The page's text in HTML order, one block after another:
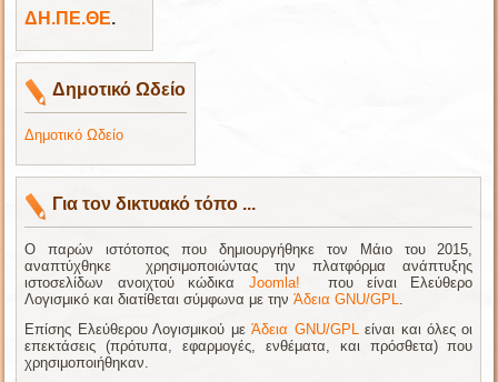
ΔΗ.ΠΕ.ΘΕ.
Δημοτικό Ωδείο
Δημοτικό Ωδείο
Για τον δικτυακό τόπο ...
Ο παρών ιστότοπος που δημιουργήθηκε τον Μάιο του 2015,
αναπτύχθηκε χρησιμοποιώντας την πλατφόρµα ανάπτυξης
ιστοσελίδων ανοιχτού κώδικα Joomla! που είναι Ελεύθερο
Λογισμικό και διατίθεται σύμφωνα με τηνΆδεια GNU/GPL
Επίσης Ελεύθερου Λογισμικού μεΆδεια GNU/GPL είναι και όλες οι
επεκτάσεις (πρότυπα, εφαρμογές, ενθέματα, και πρόσθετα) που
χρησιμοποιήθηκαν.